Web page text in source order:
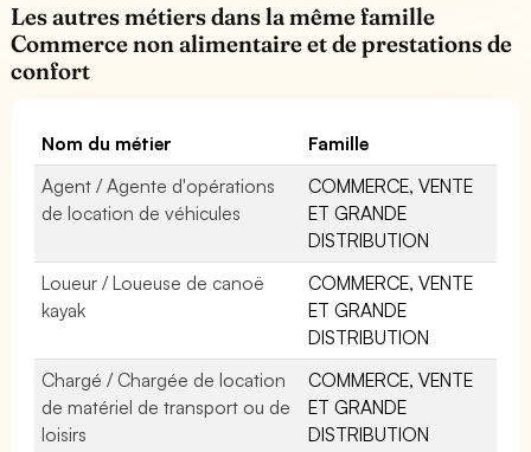
Les autres métiers dans la même famille
Commerce non alimentaire et de prestations de
confort
Nom du métier
Famille
Agent / Agente d'opérations
de location de véhicules
COMMERCE, VENTE
ET GRANDE
DISTRIBUTION
Loueur / Loueuse de canoë
kayak
COMMERCE, VENTE
ET GRANDE
DISTRIBUTION
Chargé / Chargée de location
de matériel de transport ou de
loisirs
COMMERCE, VENTE
ET GRANDE
DISTRIBUTION